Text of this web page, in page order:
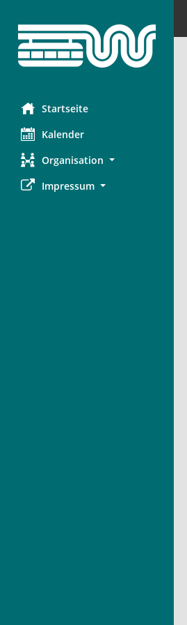
Startseite
Kalender
Organisation
Impressum